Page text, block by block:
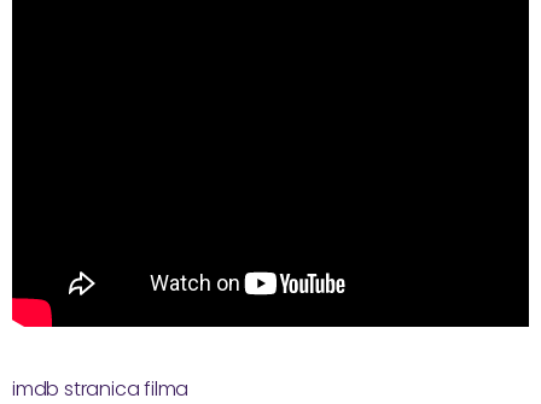
imdb stranica filma